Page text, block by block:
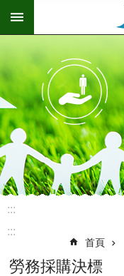
跳到主要內容區塊
:::
:::
首頁
勞務採購決標